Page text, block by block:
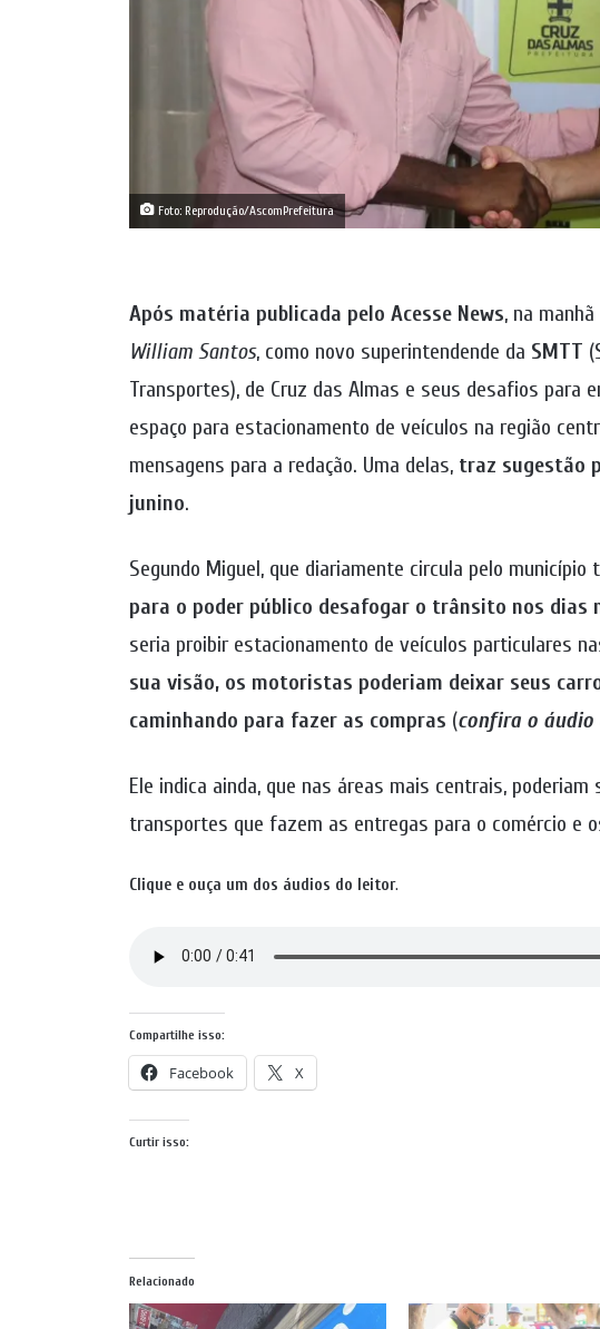
Foto: Reprodução/AscomPrefeitura
Após matéria publicada pelo Acesse News, na
William Santos, como novo superintendende da SMTT
Transportes), de Cruz das Almas e seus desafios para
espaço para estacionamento de veículos na região
mensagens para a redação. Uma delas, traz sugestão
junino.
Segundo Miguel, que diariamente circula pelo município
para o poder público desafogar o trânsito nos dias
seria proibir estacionamento de veículos particulares
sua visão, os motoristas poderiam deixar seus
caminhando para fazer as compras (confira o áudio
Ele indica ainda, que nas áreas mais centrais,
transportes que fazem as entregas para o comércio e
Clique e ouça um dos áudios do leitor.
Compartilhe isso:
Facebook X
Curtir isso:
Relacionado